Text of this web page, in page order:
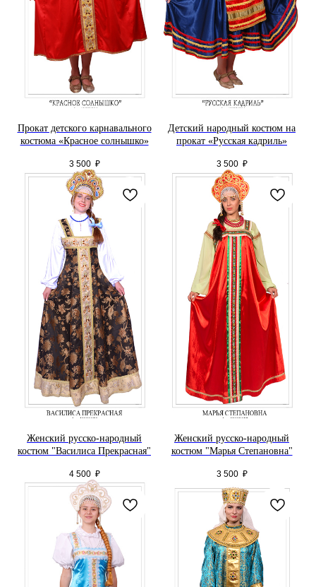
Прокат детского карнавального
костюма «Красное солнышко»
3 500 ₽
Детский народный костюм на
прокат «Русская кадриль»
3 500 ₽
Женский русско-народный
костюм "Василиса Прекрасная"
4 500 ₽
Женский русско-народный
костюм "Марья Степановна"
3 500 ₽